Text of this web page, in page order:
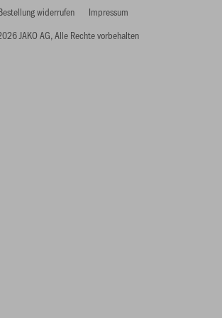
JAKO AG, Alle Rechte vorbehalten
widerrufen Impressum